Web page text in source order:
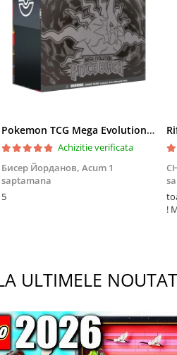
Pokemon TCG Mega Evolution Pitch Black Elite Trainer Box
Achizitie verificata
Бисер Йорданов, Acum 1
saptamana
5
!
ULTIMELE